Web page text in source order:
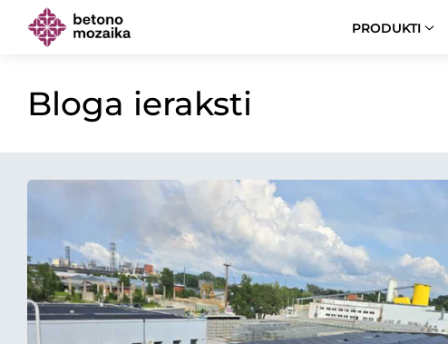
PRODUKTI
Bloga ieraksti